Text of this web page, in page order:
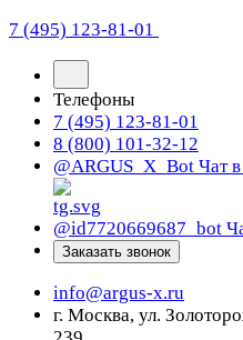
7 (495) 123-81-01
Телефоны
7 (495) 123-81-01
8 (800) 101-32-12
@ARGUS_X_Bot Чат
@id7720669687_bot
Заказать звонок
info@argus-x.ru
г. Москва, ул.